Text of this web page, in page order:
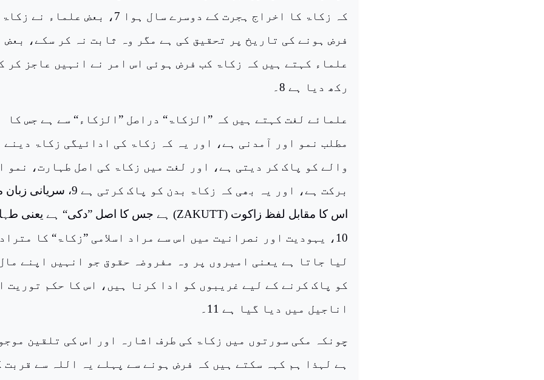
کہ زکاۃ کا اخراج ہجرت کے دوسرے سال ہوا 7، بعض علماء
فرض ہونے کی تاریخ پر تحقیق کی ہے مگر وہ ثابت نہ کر سکے، بعض
علماء کہتے ہیں کہ زکاۃ کب فرض ہوئی اس امر نے انہیں عاجز کر
رکھ دیا ہے 8۔
علمائے لغت کہتے ہیں کہ ”الزکاۃ“ دراصل ”الزکاء“ سے ہے جس کا
مطلب نمو اور آمدنی ہے، اور یہ کہ زکاۃ کی ادائیگی زکاۃ دینے
والے کو پاک کر دیتی ہے، اور لغت میں زکاۃ کی اصل طہارت، نمو
برکت ہے، اور یہ بھی کہ زکاۃ بدن کو پاک کرتی ہے 9،
اس کا مقابل لفظ زاکوت (ZAKUTT) ہے جس کا اصل ”دکی“ ہے یعنی
10، یہودیت اور نصرانیت میں اس سے مراد اسلامی ”زکاۃ“ کا
لیا جاتا ہے یعنی امیروں پر وہ مفروضہ حقوق جو انہیں اپنے
کو پاک کرنے کے لیے غریبوں کو ادا کرنا ہیں، اس کا حکم توریت
اناجیل میں دیا گیا ہے 11۔
چونکہ مکی سورتوں میں زکاۃ کی طرف اشارہ اور اس کی تلقین
ہے لہذا ہم کہہ سکتے ہیں کہ فرض ہونے سے پہلے یہ اللہ سے قربت